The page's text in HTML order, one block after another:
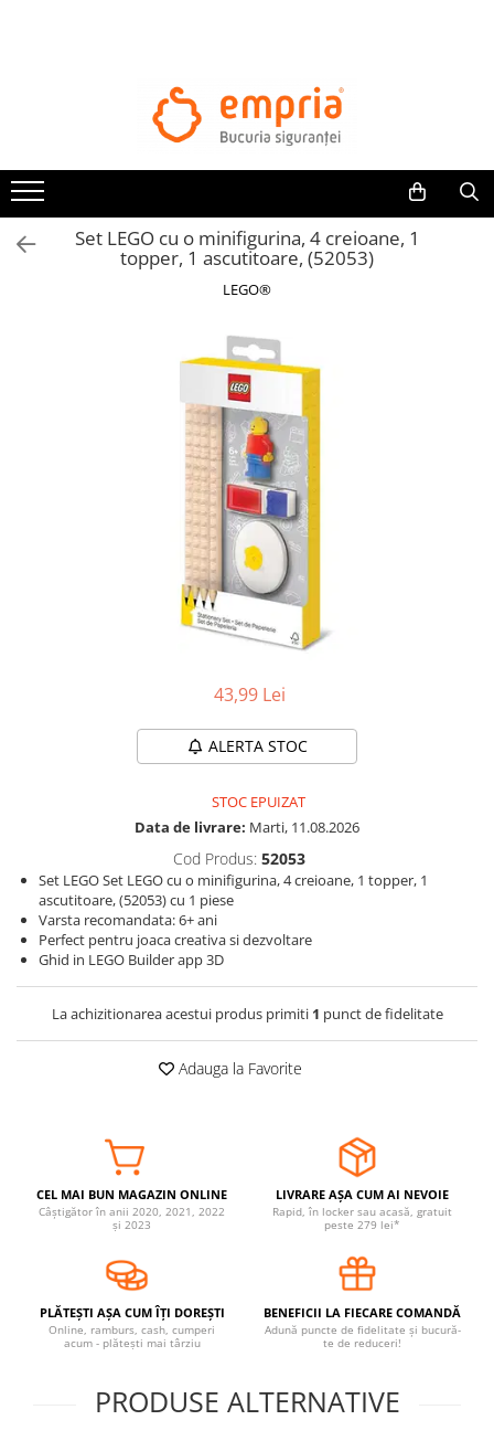
Bariere protectie pentru pat
Protectii mobilier
Banda protectie mobila copii
Sigurante pentru sertare si usi
Sigurante geamuri si usi glisante
Kituri de siguranta pentru copii si
Deflectoare pentru aer conditionat
Echipament protectie bicicleta si
Accesorii auto copii
Ochelari de soare
Palarii protectie UV
Accesorii plaja
Puericultura mare
Somnul bebelusului
Carucioare si scaune auto
Tarcuri copii / bebelusi
Ingrijire bebe si mama
Igiena si ingrijire bebelusi
Accesorii bebelusi / nou-nascuti
Diversificare bebelusi
Baia bebelusului
Maternitate
Set LEGO cu o minifigurina, 4 creioane, 1
topper, 1 ascutitoare, (52053)
LEGO®
43,99 Lei
ALERTA STOC
STOC EPUIZAT
Data de livrare: Marti, 11.08.2026
Cod Produs: 52053
Set LEGO Set LEGO cu o minifigurina, 4 creioane, 1 topper, 1
ascutitoare, (52053) cu 1 piese
Varsta recomandata: 6+ ani
Perfect pentru joaca creativa si dezvoltare
Ghid in LEGO Builder app 3D
La achizitionarea acestui produs primiti 1 punct de fidelitate
Adauga la Favorite
CEL MAI BUN MAGAZIN ONLINE
Câștigător în anii 2020, 2021, 2022
și 2023
LIVRARE AȘA CUM AI NEVOIE
Rapid, în locker sau acasă, gratuit
peste 279 lei*
PLĂTEȘTI AȘA CUM ÎȚI DOREȘTI
Online, ramburs, cash, cumperi
acum - plătești mai târziu
BENEFICII LA FIECARE COMANDĂ
Adună puncte de fidelitate și bucură-
te de reduceri!
PRODUSE ALTERNATIVE